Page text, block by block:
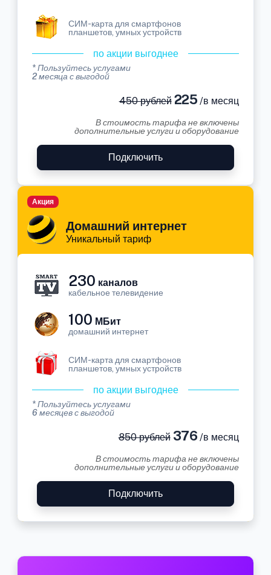
СИМ-карта для смартфонов
планшетов, умных устройств
по акции выгоднее
* Пользуйтесь услугами
2 месяца с выгодой
450 рублей225 /в месяц
В стоимость тарифа не включены
дополнительные услуги и оборудование
Подключить
Домашний интернет
Уникальный тариф
Акция
230 каналов
кабельное телевидение
100 МБит
домашний интернет
СИМ-карта для смартфонов
планшетов, умных устройств
по акции выгоднее
* Пользуйтесь услугами
6 месяцев с выгодой
850 рублей376 /в месяц
В стоимость тарифа не включены
дополнительные услуги и оборудование
Подключить